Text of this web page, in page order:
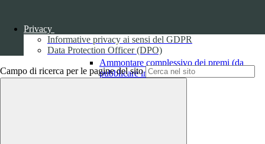
Privacy
Informative privacy ai sensi del GDPR
Data Protection Officer (DPO)
Campo di ricerca per le pagine del sito
Ammontare complessivo dei premi (da
pubblicare in tabelle) 1